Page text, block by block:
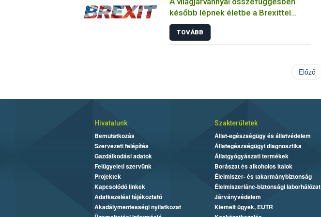
később lépnek életbe a Brexittel
összefüggő változások
TOVÁBB
Előző
Hivatalunk
Bemutatkozás
Szervezeti felépítés
Gazdálkodási adatok
Felügyeleti szervünk
Projektek
Kapcsolódó linkek
Adatkezelési tájékoztató
Akadálymentességi nyilatkozat
Szakterületek
Állat-egészségügy és állatvédelem
Állategészségügyi diagnosztika
Állatgyógyászati termékek
Borászat és alkoholos italok
Élelmiszer- és takarmánybiztonság
Élelmiszerlánc-biztonsági laborhálózat
Járványvédelem
Kiemelt ügyek, EUTR